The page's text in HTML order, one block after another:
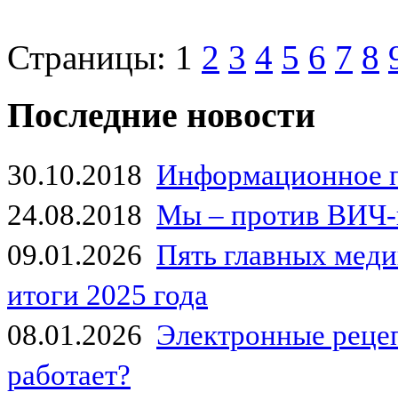
Страницы: 1 2 3 4 5 6 7 8
Последние новости
30.10.2018 Информационное
24.08.2018 Мы – против
09.01.2026 Пять главных
итоги 2025 года
08.01.2026 Электронные
работает?